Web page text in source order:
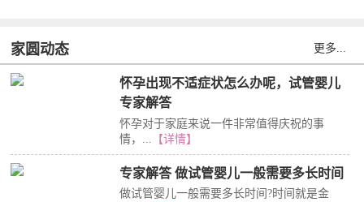
家圆动态 更多...
怀孕出现不适症状怎么办呢，试管婴儿
专家解答
怀孕对于家庭来说一件非常值得庆祝的事
情，...
【详情】
专家解答 做试管婴儿一般需要多长时间
做试管婴儿一般需要多长时间?时间就是金